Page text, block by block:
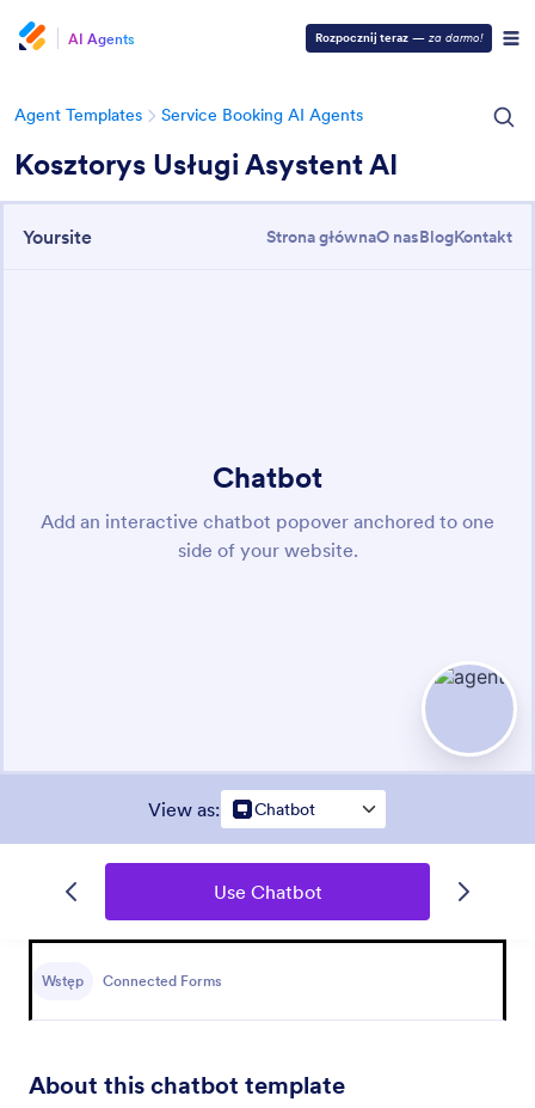
AI Agents Rozpocznij teraz — za darmo!
Agent Templates Service Booking AI Agents
Kosztorys Usługi Asystent AI
View as: Chatbot
Use Chatbot
Wstęp Connected Forms
About this chatbot template